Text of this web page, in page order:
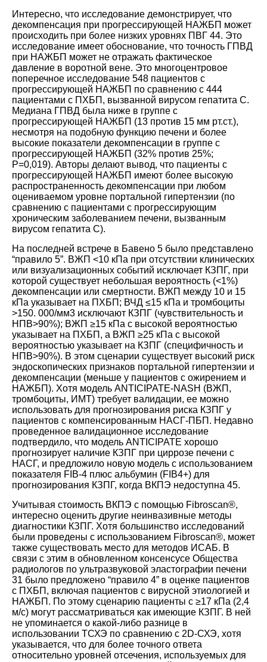
Интересно, что исследование демонстрирует, что
декомпенсация при прогрессирующей НАЖБП может
происходить при более низких уровнях ПВГ 44. Это
исследование имеет обоснование, что точность ГПВД
при НАЖБП может не отражать фактическое
давление в воротной вене. Это многоцентровое
поперечное исследование 548 пациентов с
прогрессирующей НАЖБП по сравнению с 444
пациентами с ПХБП, вызванной вирусом гепатита С.
Медиана ГПВД была ниже в группе с
прогрессирующей НАЖБП (13 против 15 мм рт.ст.),
несмотря на подобную функцию печени и более
высокие показатели декомпенсации в группе с
прогрессирующей НАЖБП (32% против 25%;
P=0,019). Авторы делают вывод, что пациенты с
прогрессирующей НАЖБП имеют более высокую
распространенность декомпенсации при любом
оцениваемом уровне портальной гипертензии (по
сравнению с пациентами с прогрессирующим
хроническим заболеванием печени, вызванным
вирусом гепатита С).
На последней встрече в Бавено 5 было представлено
“правило 5”. ВЖП <10 кПа при отсутствии клинических
или визуализационных событий исключает КЗПГ, при
которой существует небольшая вероятность (<1%)
декомпенсации или смертности. ВЖП между 10 и 15
кПа указывает на ПХБП; ВЧД ≤15 кПа и тромбоциты
>150. 000/мм3 исключают КЗПГ (чувствительность и
НПВ>90%); ВЖП ≥15 кПа с высокой вероятностью
указывает на ПХБП, а ВЖП ≥25 кПа с высокой
вероятностью указывает на КЗПГ (специфичность и
НПВ>90%). В этом сценарии существует высокий риск
эндоскопических признаков портальной гипертензии и
декомпенсации (меньше у пациентов с ожирением и
НАЖБП). Хотя модель ANTICIPATE-NASH (ВЖП,
тромбоциты, ИМТ) требует валидации, ее можно
использовать для прогнозирования риска КЗПГ у
пациентов с компенсированным НАСГ-ПБП. Недавно
проведенное валидационное исследование
подтвердило, что модель ANTICIPATE хорошо
прогнозирует наличие КЗПГ при циррозе печени с
НАСГ, и предложило новую модель с использованием
показателя FIB-4 плюс альбумин (FIB4+) для
прогнозирования КЗПГ, когда ВКПЭ недоступна 45.
Учитывая стоимость ВКПЭ с помощью Fibroscan®,
интересно оценить другие неинвазивные методы
диагностики КЗПГ. Хотя большинство исследований
были проведены с использованием Fibroscan®, может
также существовать место для методов ИСАБ. В
связи с этим в обновленном консенсусе Общества
радиологов по ультразвуковой эластографии печени
31 было предложено “правило 4” в оценке пациентов
с ПХБП, включая пациентов с вирусной этиологией и
НАЖБП. По этому сценарию пациенты с ≥17 кПа (2,4
м/с) могут рассматриваться как имеющие КЗПГ. В ней
не упоминается о какой-либо разнице в
использовании ТСХЭ по сравнению с 2D-СХЭ, хотя
указывается, что для более точного ответа
относительно уровней отсечения, используемых для